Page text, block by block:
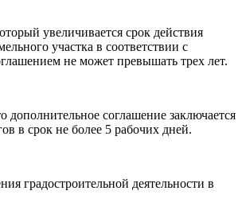
увеличивается срок действия
участка в соответствии с
не может превышать трех лет.
дополнительное соглашение заключается
в срок не более 5 рабочих дней.
градостроительной деятельности в